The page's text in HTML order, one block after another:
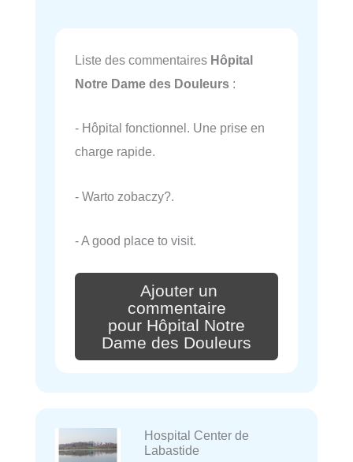
Liste des commentaires Hôpital
Notre Dame des Douleurs :
- Hôpital fonctionnel. Une prise en
charge rapide.
- Warto zobaczy?.
- A good place to visit.
Ajouter un
commentaire
pour Hôpital Notre
Dame des Douleurs
Hospital Center de
Labastide